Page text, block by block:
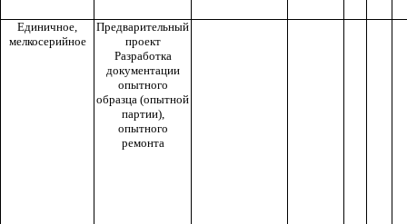
Единичное,
мелкосерийное
Предварительный
проект
Разработка
документации
опытного
образца (опытной
партии),
опытного
ремонта